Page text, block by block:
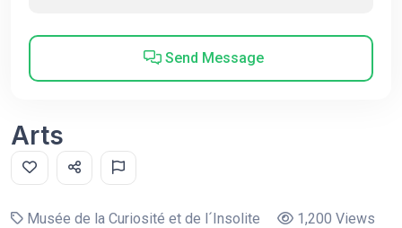
Send Message
Arts
Musée de la Curiosité et de l´Insolite
1,200 Views